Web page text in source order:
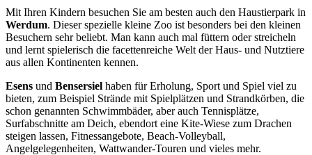
Mit Ihren Kindern besuchen Sie am besten auch den Haustierpark in
Werdum. Dieser spezielle kleine Zoo ist besonders bei den kleinen
Besuchern sehr beliebt. Man kann auch mal füttern oder streicheln
und lernt spielerisch die facettenreiche Welt der Haus- und Nutztiere
aus allen Kontinenten kennen.
Esens und Bensersiel haben für Erholung, Sport und Spiel viel zu
bieten, zum Beispiel Strände mit Spielplätzen und Strandkörben, die
schon genannten Schwimmbäder, aber auch Tennisplätze,
Surfabschnitte am Deich, ebendort eine Kite-Wiese zum Drachen
steigen lassen, Fitnessangebote, Beach-Volleyball,
Angelgelegenheiten, Wattwander-Touren und vieles mehr.